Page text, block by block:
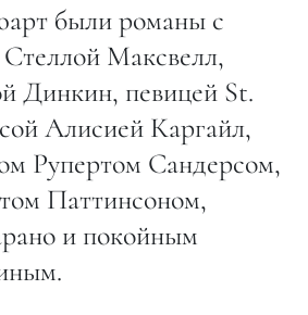
были романы с
Максвелл,
Динкин, певицей St.
Алисией Каргайл,
Рупертом Сандерсом,
Паттинсоном,
и покойным